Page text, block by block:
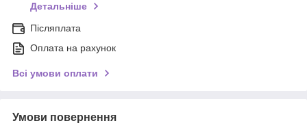
Детальніше
Післяплата
Оплата на рахунок
Всі умови оплати
Умови повернення